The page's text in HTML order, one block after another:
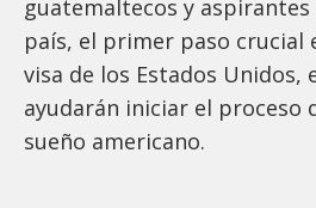
guatemaltecos y aspirantes
país, el primer paso crucial
visa de los Estados Unidos,
ayudarán iniciar el proceso
sueño americano.